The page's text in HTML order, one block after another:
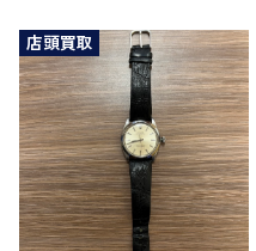
店頭買取